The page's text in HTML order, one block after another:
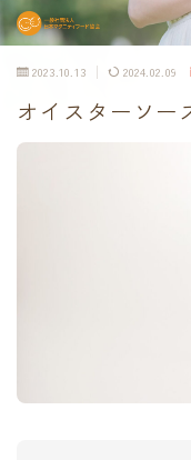
MENU
2023.10.13 2024.02.09
オイスターソー